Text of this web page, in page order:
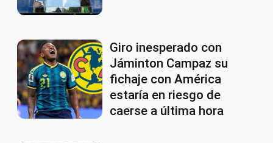
Giro inesperado con
Jáminton Campaz su
fichaje con América
estaría en riesgo de
caerse a última hora